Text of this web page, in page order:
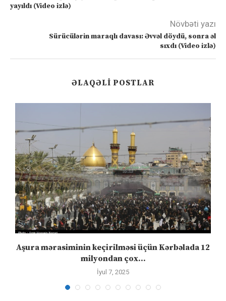
yayıldı (Video izlə)
Növbəti yazı
Sürücülərin maraqlı davası: Əvvəl döydü, sonra əl
sıxdı (Video izlə)
ƏLAQƏLI POSTLAR
Aşura mərasiminin keçirilməsi üçün Kərbəlada 12
milyondan çox...
İyul 7, 2025